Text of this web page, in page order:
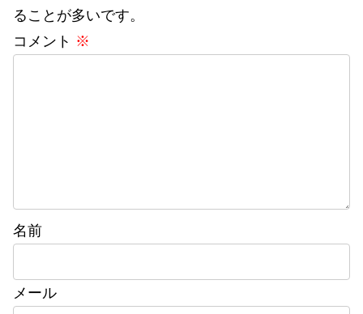
ることが多いです。
コメント ※
名前
メール